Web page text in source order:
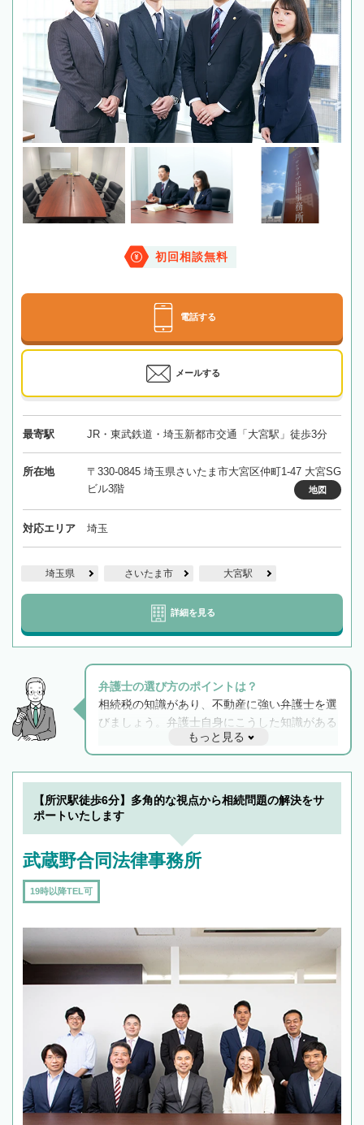
初回相談無料
電話する
メールする
最寄駅 JR・東武鉄道・埼玉新都市交通「大宮駅」徒歩3分
所在地
〒330-0845 埼玉県さいたま市大宮区仲町1-47 大宮SG
ビル3階
地図
対応エリア 埼玉
埼玉県 さいたま市 大宮駅
詳細を見る
弁護士の選び方のポイントは？
相続税の知識があり、不動産に強い弁護士を選
びましょう。弁護士自身にこうした知識がある
と他士業との連携もスムーズに進み、トラブル
解決のみならず相続をトータルで任せることが
できます。また、相続は感情がからむ分野なの
でフィーリングも重要です。実際に電話や面談
で複数の弁護士と会話をしてウマが合う方に依
もっと見る
【所沢駅徒歩6分】多角的な視点から相続問題の解決をサ
ポートいたします
武蔵野合同法律事務所
19時以降TEL可